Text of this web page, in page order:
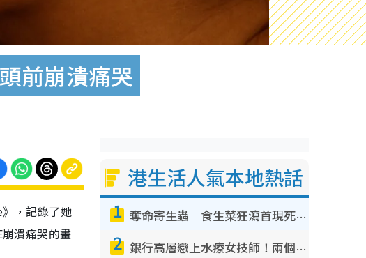
前崩潰痛哭
，記錄了她
潰痛哭的畫
港生活人氣本地熱話
1 奪命寄生蟲｜食生菜狂瀉首現死者！疫潮惡化錄1.8萬宗病例 揭洗菜3大謬誤
2 銀行高層戀上水療女技師！兩個月借128萬驚覺「沉船」沉落火海 揭背後疑似邪教操控賣淫